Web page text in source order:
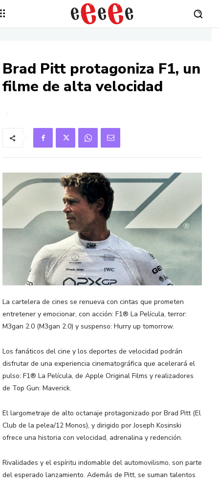
Brad Pitt protagoniza F1, un
filme de alta velocidad
La cartelera de cines se renueva con cintas que prometen
entretener y emocionar, con acción: F1® La Película, terror:
M3gan 2.0 (M3gan 2.0) y suspenso: Hurry up tomorrow.
Los fanáticos del cine y los deportes de velocidad podrán
disfrutar de una experiencia cinematográfica que acelerará el
pulso: F1® La Película, de Apple Original Films y realizadores
de Top Gun: Maverick.
El largometraje de alto octanaje protagonizado por Brad Pitt (El
Club de la pelea/12 Monos), y dirigido por Joseph Kosinski
ofrece una historia con velocidad, adrenalina y redención.
Rivalidades y el espíritu indomable del automovilismo, son parte
del esperado lanzamiento. Además de Pitt, se suman talentos